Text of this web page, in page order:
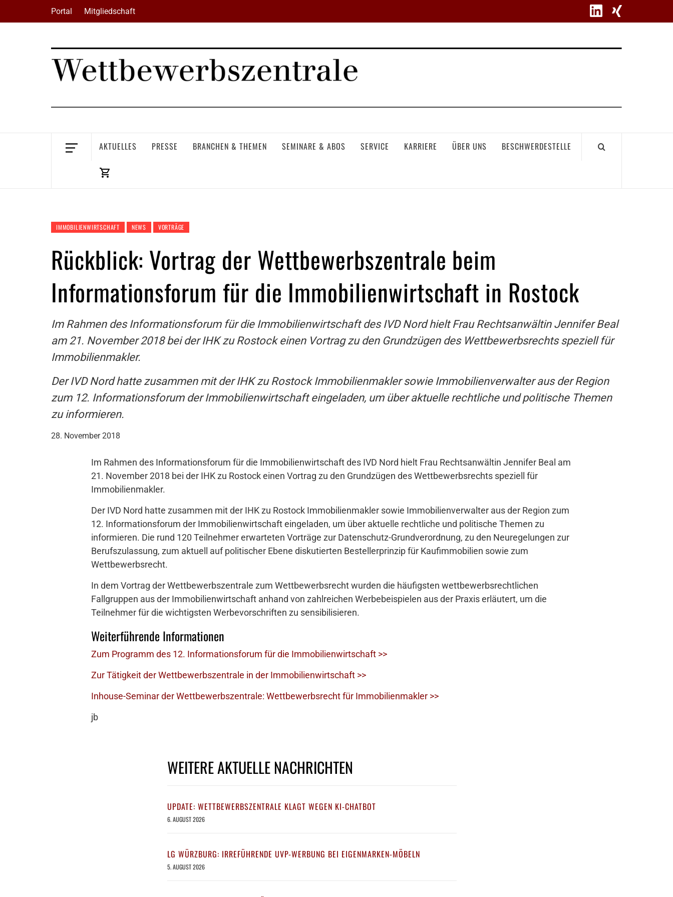
Portal Mitgliedschaft
AKTUELLES PRESSE BRANCHEN & THEMEN SEMINARE & ABOS SERVICE KARRIERE ÜBER UNS BESCHWERDESTELLE
IMMOBILIENWIRTSCHAFT NEWS VORTRÄGE
Rückblick: Vortrag der Wettbewerbszentrale beim
Informationsforum für die Immobilienwirtschaft in Rostock
Im Rahmen des Informationsforum für die Immobilienwirtschaft des IVD Nord hielt Frau Rechtsanwältin Jennifer Beal
am 21. November 2018 bei der IHK zu Rostock einen Vortrag zu den Grundzügen des Wettbewerbsrechts speziell für
Immobilienmakler.
Der IVD Nord hatte zusammen mit der IHK zu Rostock Immobilienmakler sowie Immobilienverwalter aus der Region
zum 12. Informationsforum der Immobilienwirtschaft eingeladen, um über aktuelle rechtliche und politische Themen
zu informieren.
28. November 2018
Im Rahmen des Informationsforum für die Immobilienwirtschaft des IVD Nord hielt Frau Rechtsanwältin Jennifer Beal am
21. November 2018 bei der IHK zu Rostock einen Vortrag zu den Grundzügen des Wettbewerbsrechts speziell für
Immobilienmakler.
Der IVD Nord hatte zusammen mit der IHK zu Rostock Immobilienmakler sowie Immobilienverwalter aus der Region zum
12. Informationsforum der Immobilienwirtschaft eingeladen, um über aktuelle rechtliche und politische Themen zu
informieren. Die rund 120 Teilnehmer erwarteten Vorträge zur Datenschutz-Grundverordnung, zu den Neuregelungen zur
Berufszulassung, zum aktuell auf politischer Ebene diskutierten Bestellerprinzip für Kaufimmobilien sowie zum
Wettbewerbsrecht.
In dem Vortrag der Wettbewerbszentrale zum Wettbewerbsrecht wurden die häufigsten wettbewerbsrechtlichen
Fallgruppen aus der Immobilienwirtschaft anhand von zahlreichen Werbebeispielen aus der Praxis erläutert, um die
Teilnehmer für die wichtigsten Werbevorschriften zu sensibilisieren.
Weiterführende Informationen
Zum Programm des 12. Informationsforum für die Immobilienwirtschaft >>
Zur Tätigkeit der Wettbewerbszentrale in der Immobilienwirtschaft >>
Inhouse-Seminar der Wettbewerbszentrale: Wettbewerbsrecht für Immobilienmakler >>
jb
WEITERE AKTUELLE NACHRICHTEN
UPDATE: WETTBEWERBSZENTRALE KLAGT WEGEN KI-CHATBOT
6. AUGUST 2026
LG WÜRZBURG: IRREFÜHRENDE UVP-WERBUNG BEI EIGENMARKEN-MÖBELN
5. AUGUST 2026